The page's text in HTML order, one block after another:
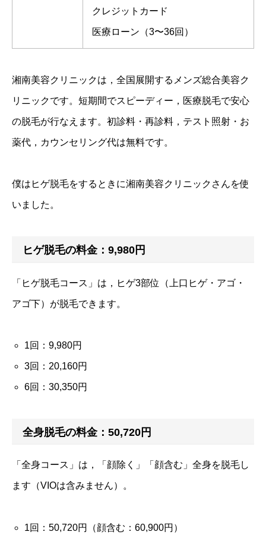
クレジットカード
医療ローン（3〜36回）
湘南美容クリニックは，全国展開するメンズ総合美容ク
リニックです。短期間でスピーディー，医療脱毛で安心
の脱毛が行なえます。初診料・再診料，テスト照射・お
薬代，カウンセリング代は無料です。
僕はヒゲ脱毛をするときに湘南美容クリニックさんを使
いました。
ヒゲ脱毛の料金：9,980円
「ヒゲ脱毛コース」は，ヒゲ3部位（上口ヒゲ・アゴ・
アゴ下）が脱毛できます。
1回：9,980円
3回：20,160円
6回：30,350円
全身脱毛の料金：50,720円
「全身コース」は，「顔除く」「顔含む」全身を脱毛し
ます（VIOは含みません）。
1回：50,720円（顔含む：60,900円）